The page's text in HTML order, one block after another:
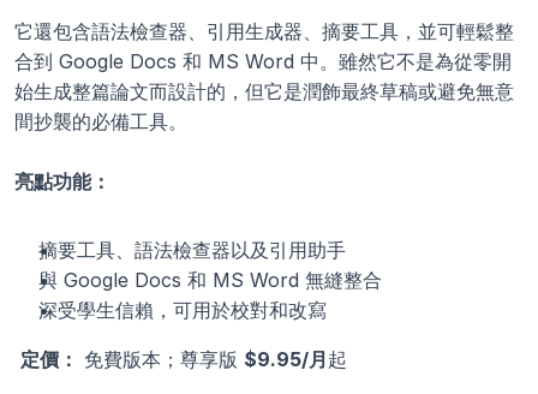
它還包含語法檢查器、引用生成器、摘要工具，並可輕鬆整
合到 Google Docs 和 MS Word 中。雖然它不是為從零開
始生成整篇論文而設計的，但它是潤飾最終草稿或避免無意
間抄襲的必備工具。
亮點功能：
摘要工具、語法檢查器以及引用助手
與 Google Docs 和 MS Word 無縫整合
深受學生信賴，可用於校對和改寫
定價： 免費版本；尊享版 $9.95/月 起